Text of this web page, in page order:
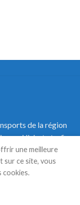
de la région
aussi l'alerte trafic
sur les transports
une meilleure
sur ce site, vous
cookies.